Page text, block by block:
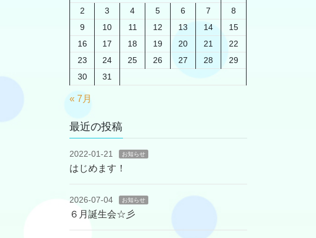
2
3 4 5 6 7
8
9
10 11 12 13 14
15
16
17 18 19 20 21
22
23
24 25 26 27 28
29
30
31
« 7月
最近の投稿
2022-01-21 お知らせ
はじめます！
2026-07-04 お知らせ
６月誕生会☆彡